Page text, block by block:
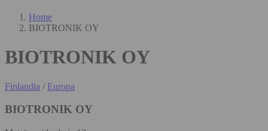
Home
BIOTRONIK OY
BIOTRONIK OY
Finlandia / Europa
BIOTRONIK OY